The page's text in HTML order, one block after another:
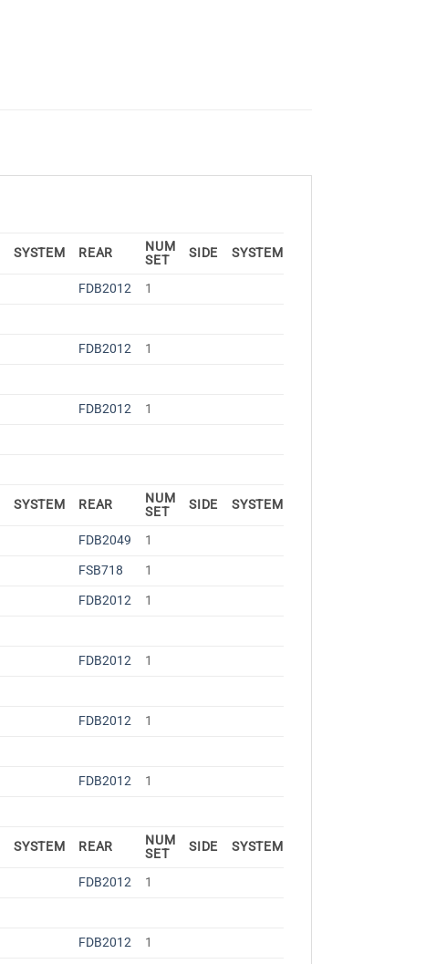
SYSTEM REAR
NUM
SET
SIDE SYSTEM
FDB2012
1
FDB2012
1
FDB2012
1
SYSTEM REAR
NUM
SET
SIDE SYSTEM
FDB2049
1
FSB718
1
FDB2012
1
FDB2012
1
FDB2012
1
FDB2012
1
SYSTEM REAR
NUM
SET
SIDE SYSTEM
FDB2012
1
FDB2012
1